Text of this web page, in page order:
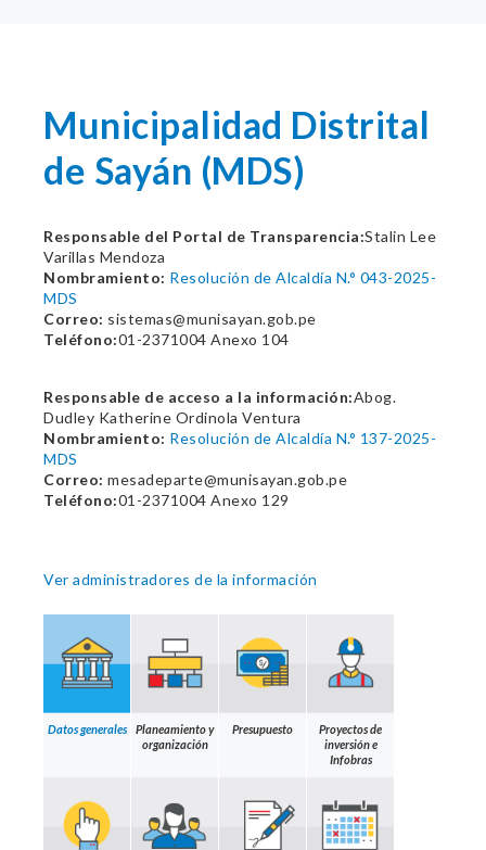
Municipalidad Distrital
de Sayán (MDS)
Responsable del Portal de Transparencia:Stalin Lee
Varillas Mendoza
Nombramiento: Resolución de Alcaldía N.° 043-2025-
MDS
Correo: sistemas@munisayan.gob.pe
Teléfono:01-2371004 Anexo 104
Responsable de acceso a la información:Abog.
Dudley Katherine Ordinola Ventura
Nombramiento: Resolución de Alcaldía N.° 137-2025-
MDS
Correo: mesadeparte@munisayan.gob.pe
Teléfono:01-2371004 Anexo 129
Ver administradores de la información
Datos generales
Planeamiento y
organización
Presupuesto
Proyectos de
inversión e
Infobras